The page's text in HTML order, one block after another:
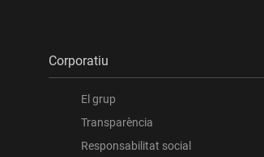
Corporatiu
El grup
Transparència
Responsabilitat social